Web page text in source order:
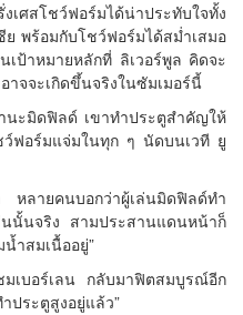
เศสโชว์ฟอร์มได้น่าประทับใจทั้ง
พร้อมกับโชว์ฟอร์มได้สม่ำเสมอ
เป้าหมายหลักที่ ลิเวอร์พูล คิดจะ
าจจะเกิดขึ้นจริงในซัมเมอร์นี้
นะมิดฟิลด์ เขาทำประตูสำคัญให้
ฟอร์มแจ่มในทุก ๆ นัดบนเวที ยู
ลายคนบอกว่าผู้เล่นมิดฟิลด์ทำ
นนั้นจริง สามประสานแดนหน้าก็
ำสมเนื้ออยู่”
มเบอร์เลน กลับมาฟิตสมบูรณ์อีก
ประตูสูงอยู่แล้ว”